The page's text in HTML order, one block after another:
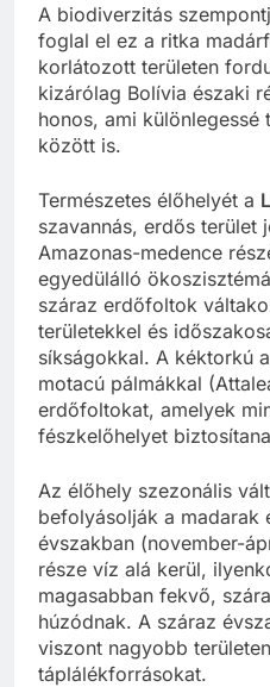
A biodiverzitás
foglal el ez a ritka
korlátozott területen
kizárólag Bolívia északi
honos, ami különlegessé
között is.
Természetes élőhelyét a
szavannás, erdős terület
Amazonas-medence
egyedülálló
száraz erdőfoltok
területekkel és
síkságokkal. A kéktorkú
motacú pálmákkal
erdőfoltokat, amelyek
fészkelőhelyet
Az élőhely szezonális
befolyásolják a madarak
évszakban (november-
része víz alá kerül,
magasabban fekvő,
húzódnak. A száraz
viszont nagyobb
táplálékforrásokat.